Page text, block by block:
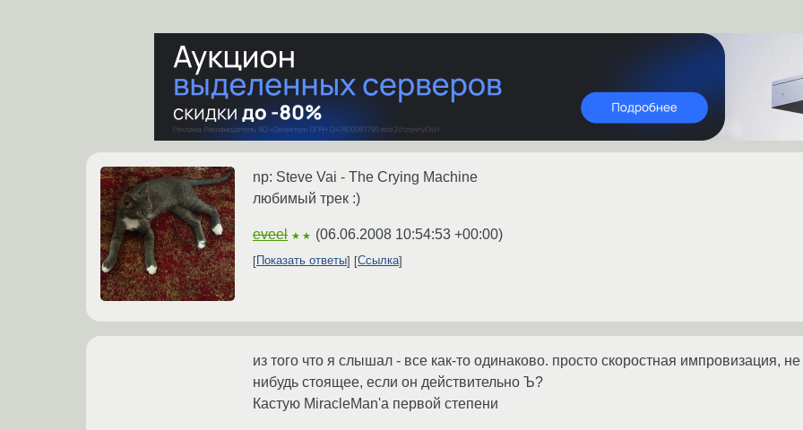
np: Steve Vai - The Crying Machine
любимый трек :)
eveel ★★ (06.06.2008 10:54:53 +00:00)
Показать ответы Ссылка
из того что я слышал - все как-то одинаково. просто скоростная импровизация,
нибудь стоящее, если он действительно Ъ?
Кастую MiracleMan'а первой степени